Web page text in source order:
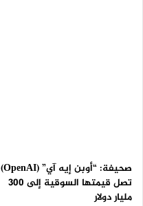
صحيفة: “أوبن إيه آي” (OpenAI)
تصل قيمتها السوقية إلى 300
مليار دولار